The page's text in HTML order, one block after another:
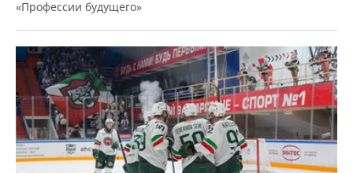
«Профессии будущего»